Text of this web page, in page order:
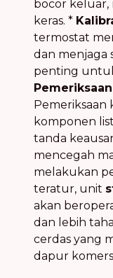
bocor keluar,
keras. *
termostat
dan menjaga
penting
Pemeriksaan
komponen
tanda
mencegah
melakukan
teratur, unit
akan
dan lebih
cerdas yang
dapur